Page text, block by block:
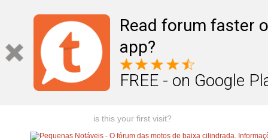
Read forum faster
app?
FREE - on Google
is this your first visit?